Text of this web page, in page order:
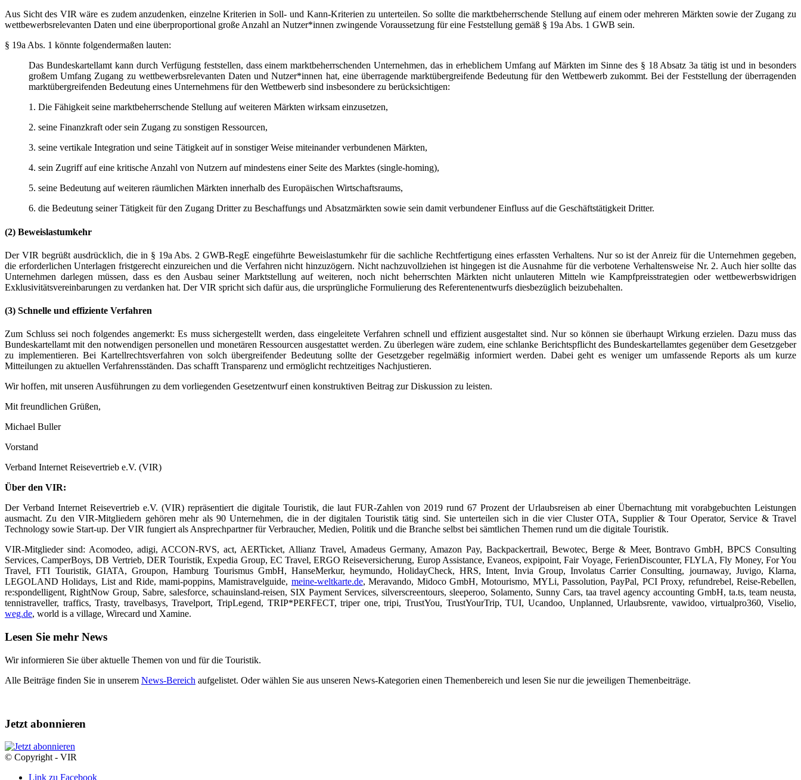
Aus Sicht des VIR wäre es zudem anzudenken, einzelne Kriterien in Soll- und Kann-Kriterien zu unterteilen. So sollte die marktbeherrschende Stellung auf einem oder mehreren Märkten sowie der Zugang zu
wettbewerbsrelevanten Daten und eine überproportional große Anzahl an Nutzer*innen zwingende Voraussetzung für eine Feststellung gemäß § 19a Abs. 1 GWB sein.
§ 19a Abs. 1 könnte folgendermaßen lauten:
Das Bundeskartellamt kann durch Verfügung feststellen, dass einem marktbeherrschenden Unternehmen, das in erheblichem Umfang auf Märkten im Sinne des § 18 Absatz 3a tätig ist und in besonders
großem Umfang Zugang zu wettbewerbsrelevanten Daten und Nutzer*innen hat, eine überragende marktübergreifende Bedeutung für den Wettbewerb zukommt. Bei der Feststellung der überragenden
marktübergreifenden Bedeutung eines Unternehmens für den Wettbewerb sind insbesondere zu berücksichtigen:
1. Die Fähigkeit seine marktbeherrschende Stellung auf weiteren Märkten wirksam einzusetzen,
2. seine Finanzkraft oder sein Zugang zu sonstigen Ressourcen,
3. seine vertikale Integration und seine Tätigkeit auf in sonstiger Weise miteinander verbundenen Märkten,
4. sein Zugriff auf eine kritische Anzahl von Nutzern auf mindestens einer Seite des Marktes (single-homing),
5. seine Bedeutung auf weiteren räumlichen Märkten innerhalb des Europäischen Wirtschaftsraums,
6. die Bedeutung seiner Tätigkeit für den Zugang Dritter zu Beschaffungs und Absatzmärkten sowie sein damit verbundener Einfluss auf die Geschäftstätigkeit Dritter.
(2) Beweislastumkehr
Der VIR begrüßt ausdrücklich, die in § 19a Abs. 2 GWB-RegE eingeführte Beweislastumkehr für die sachliche Rechtfertigung eines erfassten Verhaltens. Nur so ist der Anreiz für die Unternehmen gegeben,
die erforderlichen Unterlagen fristgerecht einzureichen und die Verfahren nicht hinzuzögern. Nicht nachzuvollziehen ist hingegen ist die Ausnahme für die verbotene Verhaltensweise Nr. 2. Auch hier sollte das
Unternehmen darlegen müssen, dass es den Ausbau seiner Marktstellung auf weiteren, noch nicht beherrschten Märkten nicht unlauteren Mitteln wie Kampfpreisstrategien oder wettbewerbswidrigen
Exklusivitätsvereinbarungen zu verdanken hat. Der VIR spricht sich dafür aus, die ursprüngliche Formulierung des Referentenentwurfs diesbezüglich beizubehalten.
(3) Schnelle und effiziente Verfahren
Zum Schluss sei noch folgendes angemerkt: Es muss sichergestellt werden, dass eingeleitete Verfahren schnell und effizient ausgestaltet sind. Nur so können sie überhaupt Wirkung erzielen. Dazu muss das
Bundeskartellamt mit den notwendigen personellen und monetären Ressourcen ausgestattet werden. Zu überlegen wäre zudem, eine schlanke Berichtspflicht des Bundeskartellamtes gegenüber dem Gesetzgeber
zu implementieren. Bei Kartellrechtsverfahren von solch übergreifender Bedeutung sollte der Gesetzgeber regelmäßig informiert werden. Dabei geht es weniger um umfassende Reports als um kurze
Mitteilungen zu aktuellen Verfahrensständen. Das schafft Transparenz und ermöglicht rechtzeitiges Nachjustieren.
Wir hoffen, mit unseren Ausführungen zu dem vorliegenden Gesetzentwurf einen konstruktiven Beitrag zur Diskussion zu leisten.
Mit freundlichen Grüßen,
Michael Buller
Vorstand
Verband Internet Reisevertrieb e.V. (VIR)
Über den VIR:
Der Verband Internet Reisevertrieb e.V. (VIR) repräsentiert die digitale Touristik, die laut FUR-Zahlen von 2019 rund 67 Prozent der Urlaubsreisen ab einer Übernachtung mit vorabgebuchten Leistungen
ausmacht. Zu den VIR-Mitgliedern gehören mehr als 90 Unternehmen, die in der digitalen Touristik tätig sind. Sie unterteilen sich in die vier Cluster OTA, Supplier & Tour Operator, Service & Travel
Technology sowie Start-up. Der VIR fungiert als Ansprechpartner für Verbraucher, Medien, Politik und die Branche selbst bei sämtlichen Themen rund um die digitale Touristik.
VIR-Mitglieder sind: Acomodeo, adigi, ACCON-RVS, act, AERTicket, Allianz Travel, Amadeus Germany, Amazon Pay, Backpackertrail, Bewotec, Berge & Meer, Bontravo GmbH, BPCS Consulting
Services, CamperBoys, DB Vertrieb, DER Touristik, Expedia Group, EC Travel, ERGO Reiseversicherung, Europ Assistance, Evaneos, expipoint, Fair Voyage, FerienDiscounter, FLYLA, Fly Money, For You
Travel, FTI Touristik, GIATA, Groupon, Hamburg Tourismus GmbH, HanseMerkur, heymundo, HolidayCheck, HRS, Intent, Invia Group, Involatus Carrier Consulting, journaway, Juvigo, Klarna,
LEGOLAND Holidays, List and Ride, mami-poppins, Mamistravelguide, meine-weltkarte.de, Meravando, Midoco GmbH, Motourismo, MYLi, Passolution, PayPal, PCI Proxy, refundrebel, Reise-Rebellen,
re:spondelligent, RightNow Group, Sabre, salesforce, schauinsland-reisen, SIX Payment Services, silverscreentours, sleeperoo, Solamento, Sunny Cars, taa travel agency accounting GmbH, ta.ts, team neusta,
tennistraveller, traffics, Trasty, travelbasys, Travelport, TripLegend, TRIP*PERFECT, triper one, tripi, TrustYou, TrustYourTrip, TUI, Ucandoo, Unplanned, Urlaubsrente, vawidoo, virtualpro360, Viselio,
weg.de, world is a village, Wirecard und Xamine.
Lesen Sie mehr News
Wir informieren Sie über aktuelle Themen von und für die Touristik.
Alle Beiträge finden Sie in unserem News-Bereich aufgelistet. Oder wählen Sie aus unseren News-Kategorien einen Themenbereich und lesen Sie nur die jeweiligen Themenbeiträge.
Jetzt abonnieren
© Copyright - VIR
Link zu Facebook